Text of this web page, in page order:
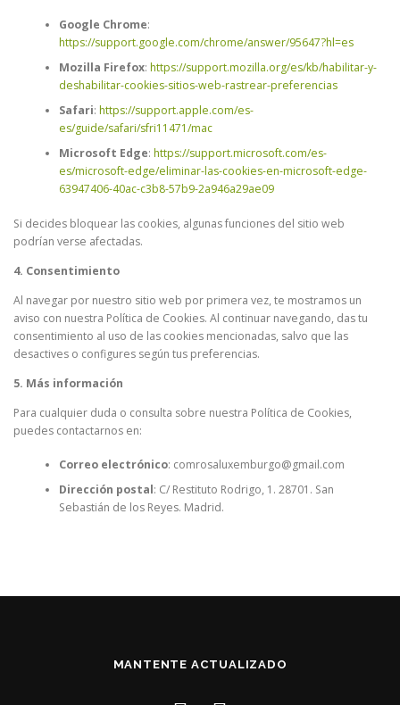
Google Chrome:
https://support.google.com/chrome/answer/95647?hl=es
Mozilla Firefox: https://support.mozilla.org/es/kb/habilitar-y-
deshabilitar-cookies-sitios-web-rastrear-preferencias
Safari: https://support.apple.com/es-
es/guide/safari/sfri11471/mac
Microsoft Edge: https://support.microsoft.com/es-
es/microsoft-edge/eliminar-las-cookies-en-microsoft-edge-
63947406-40ac-c3b8-57b9-2a946a29ae09
Si decides bloquear las cookies, algunas funciones del sitio web
podrían verse afectadas.
4. Consentimiento
Al navegar por nuestro sitio web por primera vez, te mostramos un
aviso con nuestra Política de Cookies. Al continuar navegando, das tu
consentimiento al uso de las cookies mencionadas, salvo que las
desactives o configures según tus preferencias.
5. Más información
Para cualquier duda o consulta sobre nuestra Política de Cookies,
puedes contactarnos en:
Correo electrónico: comrosaluxemburgo@gmail.com
Dirección postal: C/ Restituto Rodrigo, 1. 28701. San
Sebastián de los Reyes. Madrid.
MANTENTE ACTUALIZADO